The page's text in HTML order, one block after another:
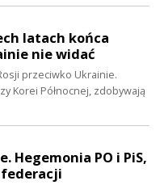
latach końca
nie widać
przeciwko Ukrainie.
Korei Północnej, zdobywają
Hegemonia PO i PiS,